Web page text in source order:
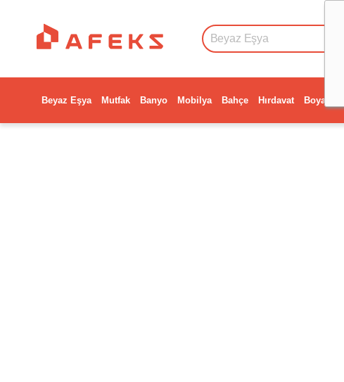
Beyaz Eşya Mutfak Banyo Mobilya Bahçe Hırdavat Boya